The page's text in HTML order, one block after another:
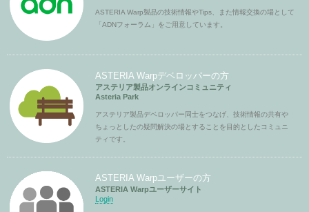
ASTERIA Warp製品の技術情報やTips、また情報交換の場として
「ADNフォーラム」をご用意しています。
ASTERIA Warpデベロッパーの方
アステリア製品オンラインコミュニティ
Asteria Park
アステリア製品デベロッパー同士をつなげ、技術情報の共有や
ちょっとしたの疑問解決の場とすることを目的としたコミュニ
ティです。
ASTERIA Warpユーザーの方
ASTERIA Warpユーザーサイト
Login